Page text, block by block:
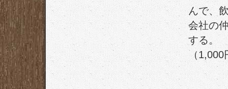
んで、
会社の
する。
（1,000